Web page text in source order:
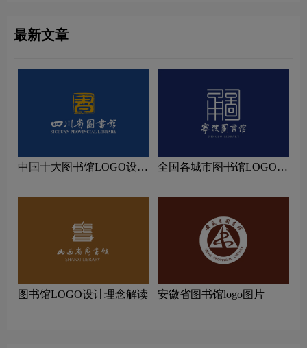
最新文章
中国十大图书馆LOGO设计
全国各城市图书馆LOGO设
图书馆LOGO设计理念解读 安徽省图书馆logo图片